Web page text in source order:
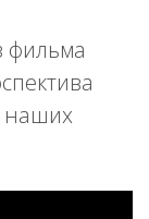
фильма
наших